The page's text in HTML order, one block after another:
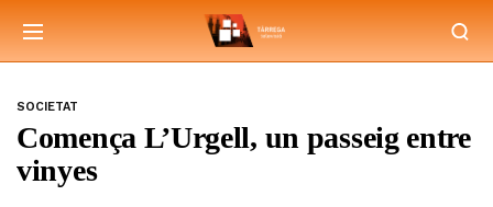
SOCIETAT
Comença L’Urgell, un passeig entre
vinyes